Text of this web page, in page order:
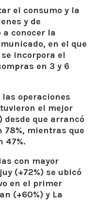
el consumo y la
y de
a conocer la
en el que
incorpora el
en 3 y 6
operaciones
el mejor
que arrancó
78%, mientras que
47%.
con mayor
(+72%) se ubicó
en el primer
(+60%) y La